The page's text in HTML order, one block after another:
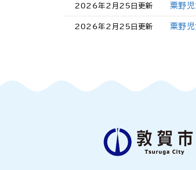
2026年2月25日更新 粟野
2026年2月25日更新 粟野